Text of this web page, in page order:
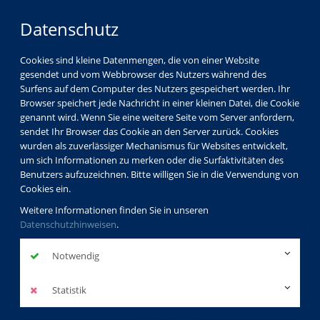
Datenschutz
Cookies sind kleine Datenmengen, die von einer Website
gesendet und vom Webbrowser des Nutzers während des
Surfens auf dem Computer des Nutzers gespeichert werden. Ihr
Browser speichert jede Nachricht in einer kleinen Datei, die Cookie
genannt wird. Wenn Sie eine weitere Seite vom Server anfordern,
sendet Ihr Browser das Cookie an den Server zurück. Cookies
wurden als zuverlässiger Mechanismus für Websites entwickelt,
um sich Informationen zu merken oder die Surfaktivitäten des
Benutzers aufzuzeichnen. Bitte willigen Sie in die Verwendung von
Cookies ein.
Weitere Informationen finden Sie in unseren
Datenschutzhinweisen.
Notwendig
Statistik